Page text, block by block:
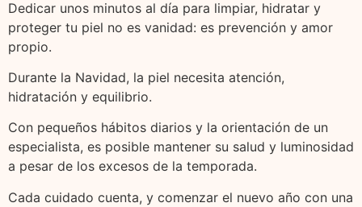
Dedicar unos minutos al día para limpiar, hidratar y
proteger tu piel no es vanidad: es prevención y amor
propio.
Durante la Navidad, la piel necesita atención,
hidratación y equilibrio.
Con pequeños hábitos diarios y la orientación de un
especialista, es posible mantener su salud y luminosidad
a pesar de los excesos de la temporada.
Cada cuidado cuenta, y comenzar el nuevo año con una